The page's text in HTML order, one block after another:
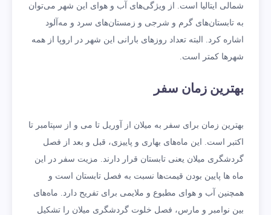
شمالی ایتالیا است. از ویژگی‌های آب و هوای این شهر می‌توان
به تابستان‌های گرم و شرجی و زمستان‌های سرد و مه‌آلود
اشاره کرد. البته تعداد روزهای بارانی این شهر در اروپا از همه
شهرها کمتر است.
بهترین زمان سفر
بهترین زمان برای سفر به میلان از آوریل تا می و از سپتامبر تا
اکتبر است. این ماه‌های بهاری و پاییزی، قبل و بعد از فصل
گردشگری میلان یعنی تابستان قرار دارند. مزیت سفر در این
ماه ها پایین بودن قیمت‌ها نسبت به فصل تابستان است و
همچنین آب و هوای مطبوع و ملایمی برای تفریح دارد. ماه‌های
بین نوامبر و مارس، فصل خلوت گردشگری میلان را تشکیل